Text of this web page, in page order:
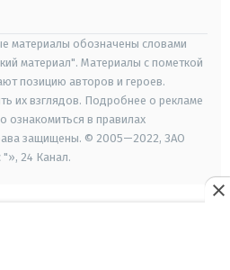
материалы обозначены словами
материал". Материалы с пометкой
позицию авторов и героев.
их взглядов. Подробнее о рекламе
ознакомиться в правилах
защищены. © 2005—2022, ЗАО
24 Канал.